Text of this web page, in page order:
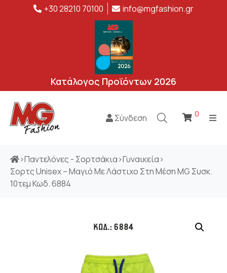
+30 28210 70100 info@mgfashion.gr
Κατάλογος Προϊόντων 2026
Σύνδεση 0
>Παντελόνες - Σορτσάκια>Γυναικεία>
Σορτς Unisex – Μαγιό Με Λάστιχο Στη Μέση MG Συσκ.
10τεμ Κωδ. 6884